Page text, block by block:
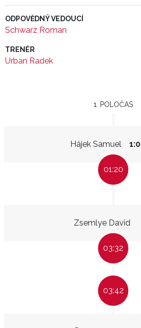
ODPOVĚDNÝ VEDOUCÍ
Schwarz Roman
TRENÉR
Urban Radek
1. POLOČAS
Hájek Samuel 1:0
01:20
Zsemlye David
03:32
03:42